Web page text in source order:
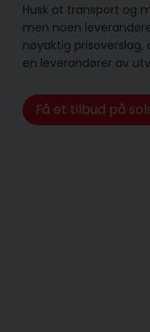
Husk at transport og
men noen
nøyaktig
en leverandører av
Få et tilbud på